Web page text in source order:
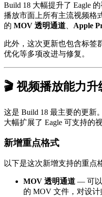
Build 18 大幅提升了 Eagle
播放市面上所有主流视频格
的 MOV 透明通道 Apple
此外，这次更新也包含标签
优化等多项改进与修复。
🎬 视频播放能力升
这是 Build 18 最主要的更新
大幅扩展了 Eagle 可支持的
新增重点格式
以下是这次新增支持的重点
MOV 透明通道 — 可以
的 MOV 文件，对设